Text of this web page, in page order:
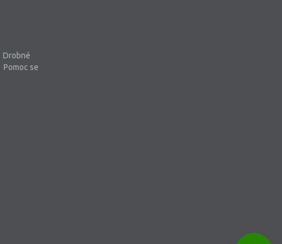
Drobné
Pomoc se